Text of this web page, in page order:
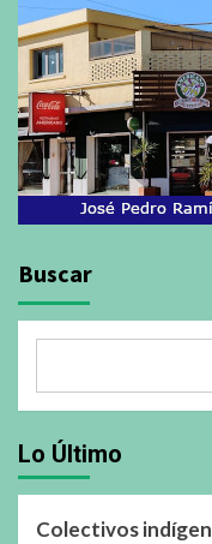
Buscar
Lo Último
Colectivos